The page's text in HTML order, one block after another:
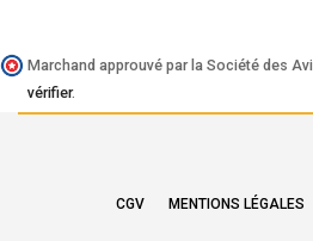
Marchand approuvé par la Société des
vérifier.
CGV MENTIONS LÉGALES